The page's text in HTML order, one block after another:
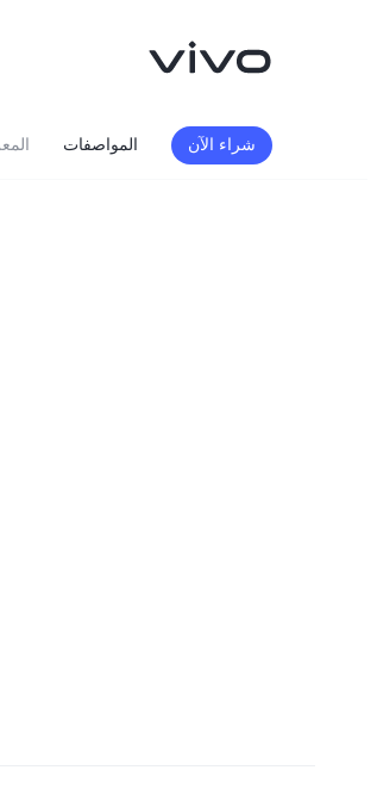
المواصفات شراء الآن